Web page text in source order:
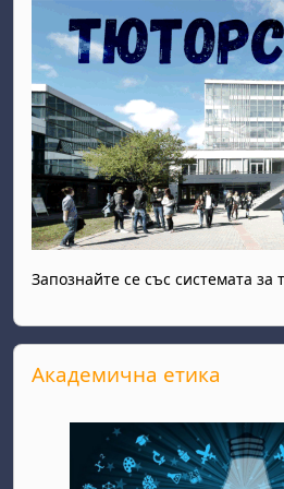
Запознайте се със системата за
Passer Академична етика
Академична етика